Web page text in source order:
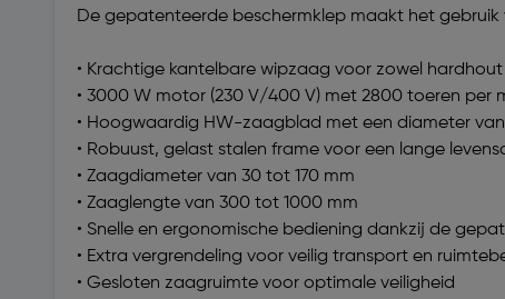
De gepatenteerde beschermklep maakt het
• Krachtige kantelbare wipzaag voor zowel
• 3000 W motor (230 V/400 V) met 2800 toeren per
• Hoogwaardig HW-zaagblad met een diameter
• Robuust, gelast stalen frame voor een lange
• Zaagdiameter van 30 tot 170 mm
• Zaaglengte van 300 tot 1000 mm
• Snelle en ergonomische bediening dankzij de
• Extra vergrendeling voor veilig transport en
• Gesloten zaagruimte voor optimale veiligheid